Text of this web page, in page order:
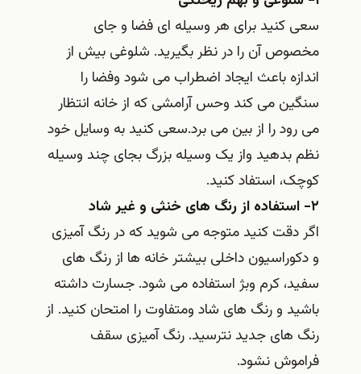
سعی کنید برای هر وسیله ای فضا و جای
مخصوص آن را در نظر بگیرید. شلوغی بیش از
اندازه باعث ایجاد اضطراب می شود وفضا را
سنگین می کند وحس آرامشی که از خانه انتظار
می رود را از بین می برد.سعی کنید به وسایل خود
نظم بدهید واز یک وسیله بزرگ بجای چند وسیله
کوچک، استفاد کنید.
۲- استفاده از رنگ های خنثی و غیر شاد
اگر دقت کنید متوجه می شوید که در رنگ آمیزی
و دکوراسیون داخلی بیشتر خانه ها از رنگ های
سفید، کرم وبژ استفاده می شود. جسارت داشته
باشید و رنگ های شاد ومتفاوت را امتحان کنید. از
رنگ های جدید نترسید. رنگ آمیزی سقف
فراموش نشود.